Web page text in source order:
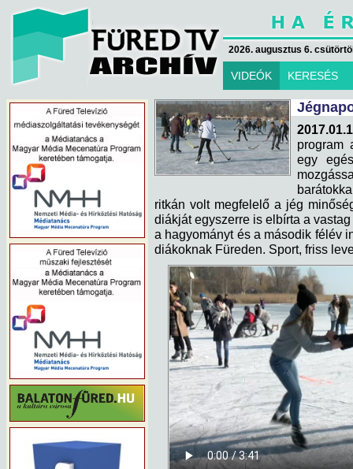
2026. augusztus 6.
VIDEÓK KERESÉS
program
egy
ritkán volt megfelelő a jég
diákját egyszerre is elbírta a
a hagyományt és a második félév
diákoknak Füreden. Sport, friss